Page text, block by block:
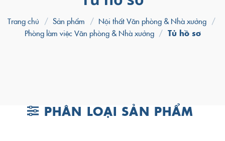
Trang chủ / Sản phẩm / Nội thất Văn phòng & Nhà xưởng /
Phòng làm việc Văn phòng & Nhà xưởng / Tủ hồ sơ
PHÂN LOẠI SẢN PHẨM